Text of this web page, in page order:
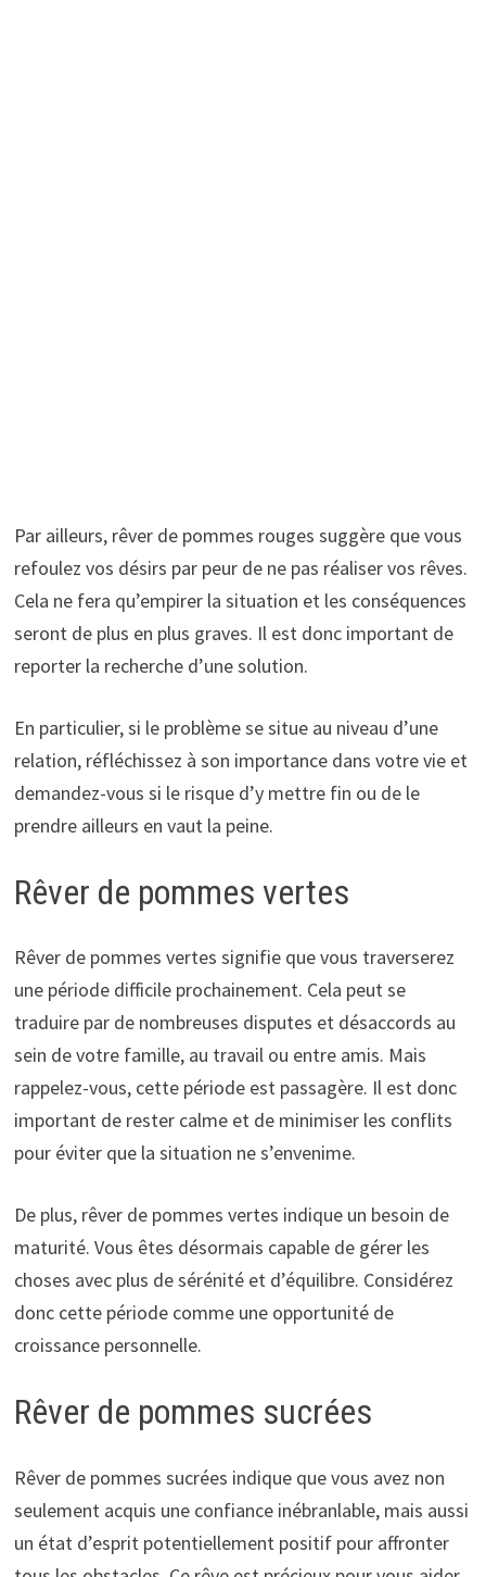
Par ailleurs, rêver de pommes rouges suggère que vous
refoulez vos désirs par peur de ne pas réaliser vos rêves.
Cela ne fera qu’empirer la situation et les conséquences
seront de plus en plus graves. Il est donc important de
reporter la recherche d’une solution.
En particulier, si le problème se situe au niveau d’une
relation, réfléchissez à son importance dans votre vie et
demandez-vous si le risque d’y mettre fin ou de le
prendre ailleurs en vaut la peine.
Rêver de pommes vertes
Rêver de pommes vertes signifie que vous traverserez
une période difficile prochainement. Cela peut se
traduire par de nombreuses disputes et désaccords au
sein de votre famille, au travail ou entre amis. Mais
rappelez-vous, cette période est passagère. Il est donc
important de rester calme et de minimiser les conflits
pour éviter que la situation ne s’envenime.
De plus, rêver de pommes vertes indique un besoin de
maturité. Vous êtes désormais capable de gérer les
choses avec plus de sérénité et d’équilibre. Considérez
donc cette période comme une opportunité de
croissance personnelle.
Rêver de pommes sucrées
Rêver de pommes sucrées indique que vous avez non
seulement acquis une confiance inébranlable, mais aussi
un état d’esprit potentiellement positif pour affronter